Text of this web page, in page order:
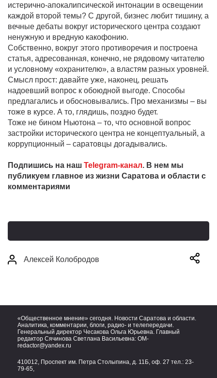
истерично-апокалипсической интонации в освещении
каждой второй темы? С другой, бизнес любит тишину, а
вечные дебаты вокруг исторического центра создают
ненужную и вредную какофонию.
Собственно, вокруг этого противоречия и построена
статья, адресованная, конечно, не рядовому читателю
и условному «охранителю», а властям разных уровней.
Смысл прост: давайте уже, наконец, решать
надоевший вопрос к обоюдной выгоде. Способы
предлагались и обосновывались. Про механизмы – вы
тоже в курсе. А то, глядишь, поздно будет.
Тоже не бином Ньютона – то, что основной вопрос
застройки исторического центра не концептуальный, а
коррупционный – саратовцы догадывались.
Подпишись на наш Telegram-канал. В нем мы
публикуем главное из жизни Саратова и области с
комментариями
Алексей Колобродов
«Общественное мнение» сегодня. Новости Саратова и области.
Аналитика, комментарии, блоги, радио- и телепередачи.
Генеральный директор Чесакова Ольга Юрьевна. Главный
редактор Сячинова Светлана Васильевна: OM-
redactor@yandex.ru
410012, Проспект им. Петра Столыпина, д. 11Б, оф. 27 тел.: 23-
79-65,